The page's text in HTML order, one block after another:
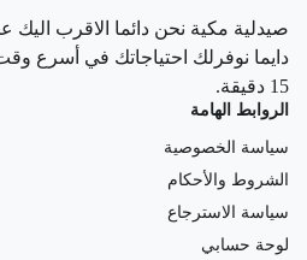
صيدلية مكية نحن دائما الاقرب
دايما نوفرلك احتياجاتك في أسرع
15 دقيقة.
الروابط الهامة
سياسة الخصوصية
الشروط والأحكام
سياسة الاسترجاع
لوحة حسابي